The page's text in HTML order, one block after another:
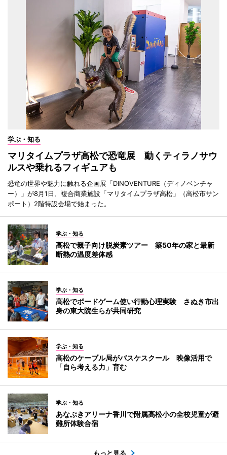
学ぶ・知る
マリタイムプラザ高松で恐竜展 動くティラノサウ
ルスや乗れるフィギュアも
恐竜の世界や魅力に触れる企画展「DINOVENTURE（ディノベンチャ
ー）」が8月1日、複合商業施設「マリタイムプラザ高松」（高松市サン
ポート）2階特設会場で始まった。
学ぶ・知る
高松で親子向け脱炭素ツアー 築50年の家と最新
断熱の温度差体感
学ぶ・知る
高松でボードゲーム使い行動心理実験 さぬき市出
身の東大院生らが共同研究
学ぶ・知る
高松のケーブル局がバスケスクール 映像活用で
「自ら考える力」育む
学ぶ・知る
あなぶきアリーナ香川で附属高松小の全校児童が避
難所体験合宿
もっと見る